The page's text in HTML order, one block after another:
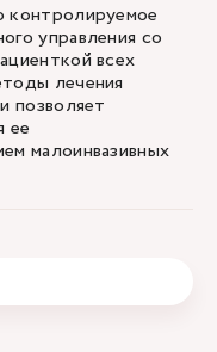
контролируемое
управления со
всех
лечения
позволяет
ее
малоинвазивных